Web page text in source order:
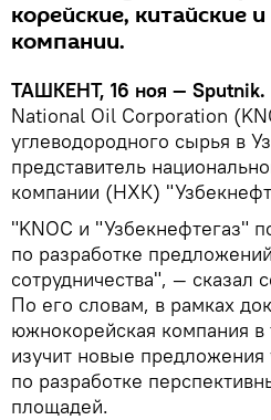
корейские, китайские
компании.
ТАШКЕНТ, 16 ноя — Sputnik.
National Oil Corporation
углеводородного сырья в
представитель
компании (НХК)
"KNOC и "Узбекнефтегаз"
по разработке
сотрудничества", — сказал
По его словам, в рамках
южнокорейская компания в
изучит новые предложения
по разработке
площадей.